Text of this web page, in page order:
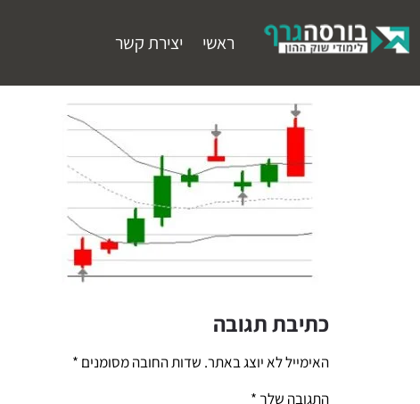
ראשי יצירת קשר
כתיבת תגובה
האימייל לא יוצג באתר. שדות החובה מסומנים *
התגובה שלך *